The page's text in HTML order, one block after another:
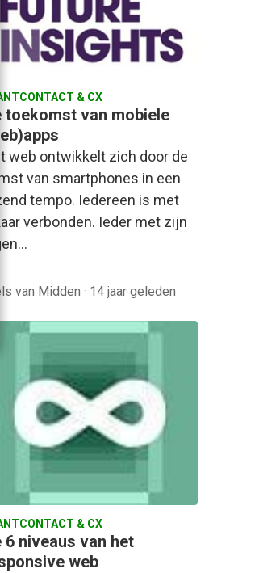
& CX
toekomst van mobiele
web ontwikkelt zich door de
van smartphones in een
tempo. Iedereen is met
verbonden. Ieder met zijn
van Midden · 14 jaar geleden
& CX
6 niveaus van het
web